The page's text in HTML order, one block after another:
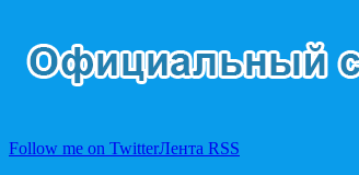
Follow me on TwitterЛента RSS